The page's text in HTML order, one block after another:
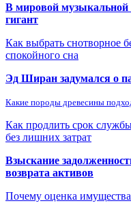
В мировой музыкальной
гигант
Как выбрать снотворное
спокойного сна
Эд Ширан задумался о
Какие породы древесины
Как продлить срок
без лишних затрат
Взыскание
возврата активов
Почему оценка